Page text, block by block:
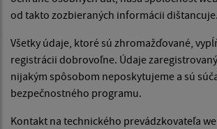
od takto zozbieraných informácii dištancuje.
Všetky údaje, ktoré sú zhromažďované,
registrácii dobrovoľne. Údaje
nijakým spôsobom neposkytujeme a sú
bezpečnostného programu.
Kontakt na technického prevádzkovateľa